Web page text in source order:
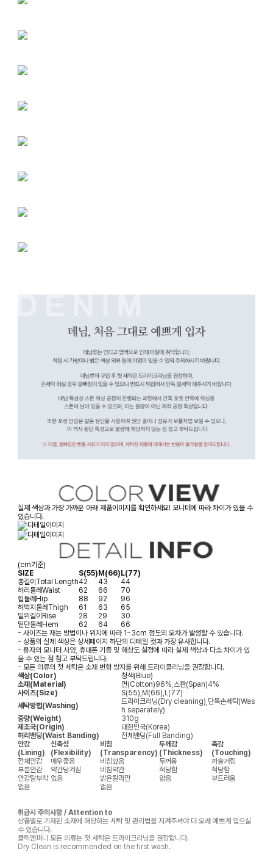
실제 색상과 가장 가까운 아래 제품이미지를 확인하세요! 모니터에 따라 차이가 있을 수
있습니다.
(cm기준)
SIZE
S(55) M(66) L(77)
총길이 Total Length42 43
44
허리둘레 Waist 62 66
70
힙둘레 Hip 88 92
96
허벅지둘레 Thigh 61 63
65
밑위길이 Rise 28 29
30
밑단둘레 Hem 62 64
66
- 사이즈는 재는 방법이나 위치에 따라 1~3cm 정도의 오차가 발생할 수 있습니다.
- 상품의 실제 색상은 상세페이지 하단의 디테일 컷과 가장 유사합니다.
- 용자의 모니터 사양, 휴대폰 기종 및 해상도 설정에 따라 실제 색상과 다소 차이가 있
을 수 있는 점 참고 부탁드립니다.
- 모든 의류의 첫 세탁은 소재 변형 방지를 위해 드라이클리닝을 권장합니다.
색상(Color)
청색(Blue)
소재(Material)
면(Cotton)96%,스판(Span)4%
사이즈(Size)
S(55),M(66),L(77)
세탁방법(Washing)
드라이크리닝(Dry cleaning),단독손세탁(Was
h separately)
중량(Weight)
310g
제조국(Origin)
대한민국(Korea)
허리밴딩(Waist Banding)
전체밴딩(Full Banding)
안감
(Lining)
신축성
(Flexibility)
비침
(Transparency)
두께감
(Thickness)
촉감
(Touching)
전체안감
매우좋음 비침있음 두꺼움
까슬거림
부분안감
약간당겨짐 비침약간 적당함
적당함
안감탈부착 없음 밝은칼라만 얇음
부드러움
없음
없음
취급시 주의사항 / Attention to
상품별로 기재된 소재에 해당하는 세탁 및 관리법을 지켜주셔야 더 오래 예쁘게 입으실
수 있습니다.
클릭앤퍼니 모든 의류는 첫 세탁은 드라이크리닝을 권장합니다.
Dry Clean is recommended on the first wash.